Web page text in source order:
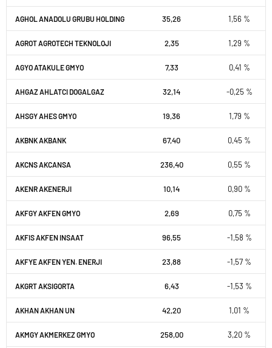
AGHOL ANADOLU GRUBU HOLDING 35,26 1,56 %
AGROT AGROTECH TEKNOLOJI 2,35 1,29 %
AGYO ATAKULE GMYO 7,33 0,41 %
AHGAZ AHLATCI DOGALGAZ 32,14 -0,25 %
AHSGY AHES GMYO 19,36 1,79 %
AKBNK AKBANK 67,40 0,45 %
AKCNS AKCANSA 236,40 0,55 %
AKENR AKENERJI 10,14 0,90 %
AKFGY AKFEN GMYO 2,69 0,75 %
AKFIS AKFEN INSAAT 96,55 -1,58 %
AKFYE AKFEN YEN. ENERJI 23,88 -1,57 %
AKGRT AKSIGORTA 6,43 -1,53 %
AKHAN AKHAN UN 42,20 1,01 %
AKMGY AKMERKEZ GMYO 258,00 3,20 %